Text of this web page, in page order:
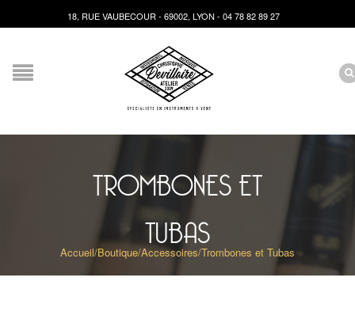
18, RUE VAUBECOUR - 69002, LYON - 04 78 82 89 27
TROMBONES ET
TUBAS
Accueil/Boutique/Accessoires/Trombones et Tubas